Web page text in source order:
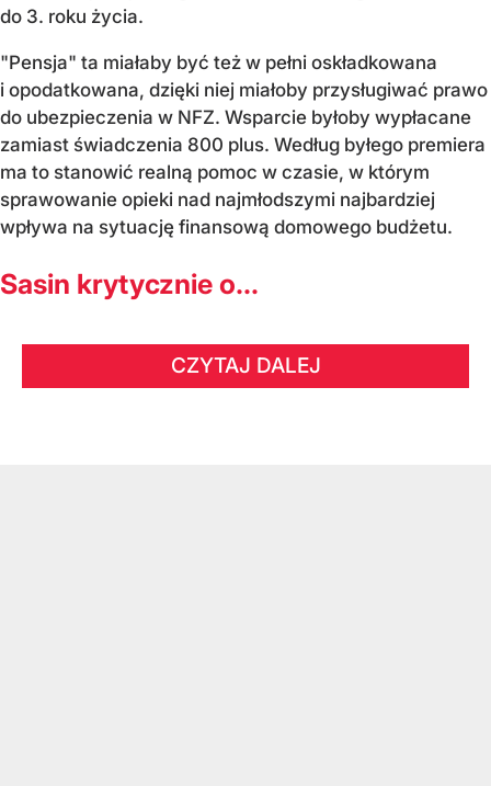
do 3. roku życia.
"Pensja" ta miałaby być też w pełni oskładkowana
i opodatkowana, dzięki niej miałoby przysługiwać prawo
do ubezpieczenia w NFZ. Wsparcie byłoby wypłacane
zamiast świadczenia 800 plus. Według byłego premiera
ma to stanowić realną pomoc w czasie, w którym
sprawowanie opieki nad najmłodszymi najbardziej
wpływa na sytuację finansową domowego budżetu.
Sasin krytycznie o...
CZYTAJ DALEJ